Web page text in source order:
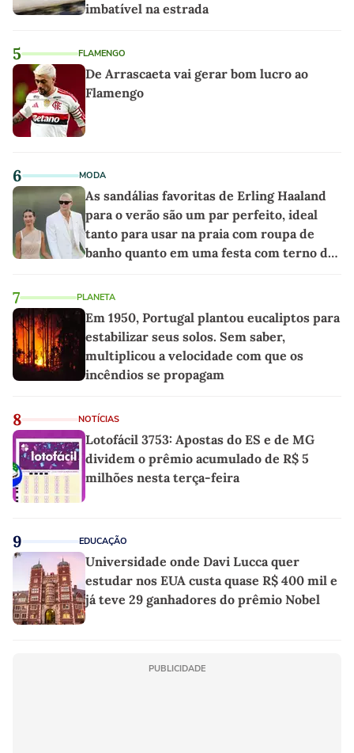
imbatível na estrada
5 FLAMENGO
De Arrascaeta vai gerar bom lucro ao
Flamengo
6 MODA
As sandálias favoritas de Erling Haaland
para o verão são um par perfeito, ideal
tanto para usar na praia com roupa de
banho quanto em uma festa com terno de
7 PLANETA
Em 1950, Portugal plantou eucaliptos para
estabilizar seus solos. Sem saber,
multiplicou a velocidade com que os
incêndios se propagam
8 NOTÍCIAS
Lotofácil 3753: Apostas do ES e de MG
dividem o prêmio acumulado de R$ 5
milhões nesta terça-feira
9 EDUCAÇÃO
Universidade onde Davi Lucca quer
estudar nos EUA custa quase R$ 400 mil e
já teve 29 ganhadores do prêmio Nobel
PUBLICIDADE